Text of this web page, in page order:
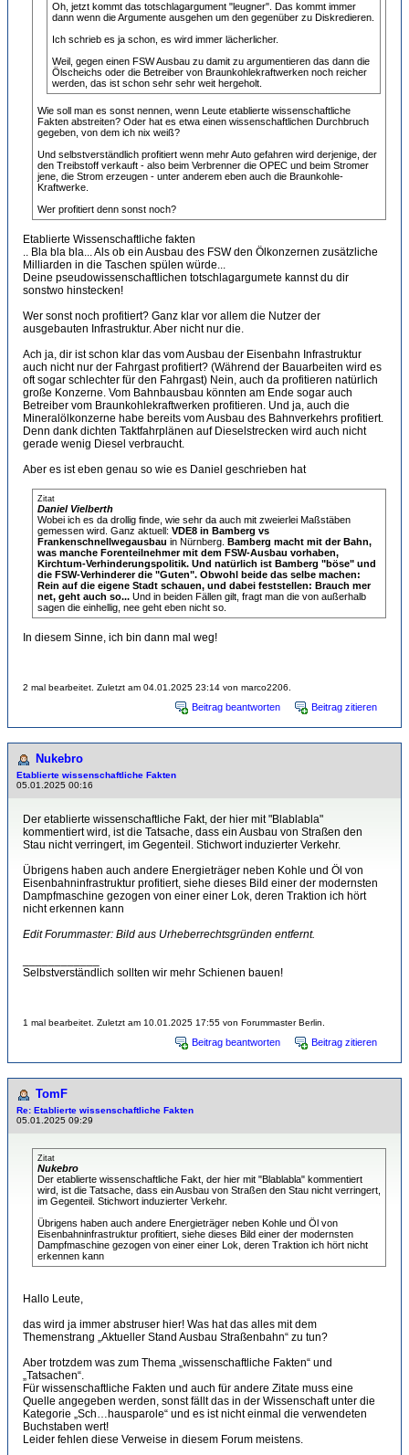
Oh, jetzt kommt das totschlagargument "leugner". Das kommt immer
dann wenn die Argumente ausgehen um den gegenüber zu Diskredieren.
Ich schrieb es ja schon, es wird immer lächerlicher.
Weil, gegen einen FSW Ausbau zu damit zu argumentieren das dann die
Ölscheichs oder die Betreiber von Braunkohlekraftwerken noch reicher
werden, das ist schon sehr sehr weit hergeholt.
Wie soll man es sonst nennen, wenn Leute etablierte wissenschaftliche
Fakten abstreiten? Oder hat es etwa einen wissenschaftlichen Durchbruch
gegeben, von dem ich nix weiß?
Und selbstverständlich profitiert wenn mehr Auto gefahren wird derjenige, der
den Treibstoff verkauft - also beim Verbrenner die OPEC und beim Stromer
jene, die Strom erzeugen - unter anderem eben auch die Braunkohle-
Kraftwerke.
Wer profitiert denn sonst noch?
Etablierte Wissenschaftliche fakten
.. Bla bla bla... Als ob ein Ausbau des FSW den Ölkonzernen zusätzliche
Milliarden in die Taschen spülen würde...
Deine pseudowissenschaftlichen totschlagargumete kannst du dir
sonstwo hinstecken!
Wer sonst noch profitiert? Ganz klar vor allem die Nutzer der
ausgebauten Infrastruktur. Aber nicht nur die.
Ach ja, dir ist schon klar das vom Ausbau der Eisenbahn Infrastruktur
auch nicht nur der Fahrgast profitiert? (Während der Bauarbeiten wird es
oft sogar schlechter für den Fahrgast) Nein, auch da profitieren natürlich
große Konzerne. Vom Bahnbausbau könnten am Ende sogar auch
Betreiber vom Braunkohlekraftwerken profitieren. Und ja, auch die
Mineralölkonzerne habe bereits vom Ausbau des Bahnverkehrs profitiert.
Denn dank dichten Taktfahrplänen auf Dieselstrecken wird auch nicht
gerade wenig Diesel verbraucht.
Aber es ist eben genau so wie es Daniel geschrieben hat
Zitat
Daniel Vielberth
Wobei ich es da drollig finde, wie sehr da auch mit zweierlei Maßstäben
gemessen wird. Ganz aktuell: VDE8 in Bamberg vs
Frankenschnellwegausbau in Nürnberg. Bamberg macht mit der Bahn,
was manche Forenteilnehmer mit dem FSW-Ausbau vorhaben,
Kirchtum-Verhinderungspolitik. Und natürlich ist Bamberg "böse" und
die FSW-Verhinderer die "Guten". Obwohl beide das selbe machen:
Rein auf die eigene Stadt schauen, und dabei feststellen: Brauch mer
net, geht auch so... Und in beiden Fällen gilt, fragt man die von außerhalb
sagen die einhellig, nee geht eben nicht so.
In diesem Sinne, ich bin dann mal weg!
2 mal bearbeitet. Zuletzt am 04.01.2025 23:14 von marco2206.
Beitrag beantworten Beitrag zitieren
Nukebro
Etablierte wissenschaftliche Fakten
05.01.2025 00:16
Der etablierte wissenschaftliche Fakt, der hier mit "Blablabla"
kommentiert wird, ist die Tatsache, dass ein Ausbau von Straßen den
Stau nicht verringert, im Gegenteil. Stichwort induzierter Verkehr.
Übrigens haben auch andere Energieträger neben Kohle und Öl von
Eisenbahninfrastruktur profitiert, siehe dieses Bild einer der modernsten
Dampfmaschine gezogen von einer einer Lok, deren Traktion ich hört
nicht erkennen kann
Edit Forummaster: Bild aus Urheberrechtsgründen entfernt.
Selbstverständlich sollten wir mehr Schienen bauen!
1 mal bearbeitet. Zuletzt am 10.01.2025 17:55 von Forummaster Berlin.
Beitrag beantworten Beitrag zitieren
TomF
Re: Etablierte wissenschaftliche Fakten
05.01.2025 09:29
Zitat
Nukebro
Der etablierte wissenschaftliche Fakt, der hier mit "Blablabla" kommentiert
wird, ist die Tatsache, dass ein Ausbau von Straßen den Stau nicht verringert,
im Gegenteil. Stichwort induzierter Verkehr.
Übrigens haben auch andere Energieträger neben Kohle und Öl von
Eisenbahninfrastruktur profitiert, siehe dieses Bild einer der modernsten
Dampfmaschine gezogen von einer einer Lok, deren Traktion ich hört nicht
erkennen kann
Hallo Leute,
das wird ja immer abstruser hier! Was hat das alles mit dem
Themenstrang „Aktueller Stand Ausbau Straßenbahn“ zu tun?
Aber trotzdem was zum Thema „wissenschaftliche Fakten“ und
„Tatsachen“.
Für wissenschaftliche Fakten und auch für andere Zitate muss eine
Quelle angegeben werden, sonst fällt das in der Wissenschaft unter die
Kategorie „Sch…hausparole“ und es ist nicht einmal die verwendeten
Buchstaben wert!
Leider fehlen diese Verweise in diesem Forum meistens.